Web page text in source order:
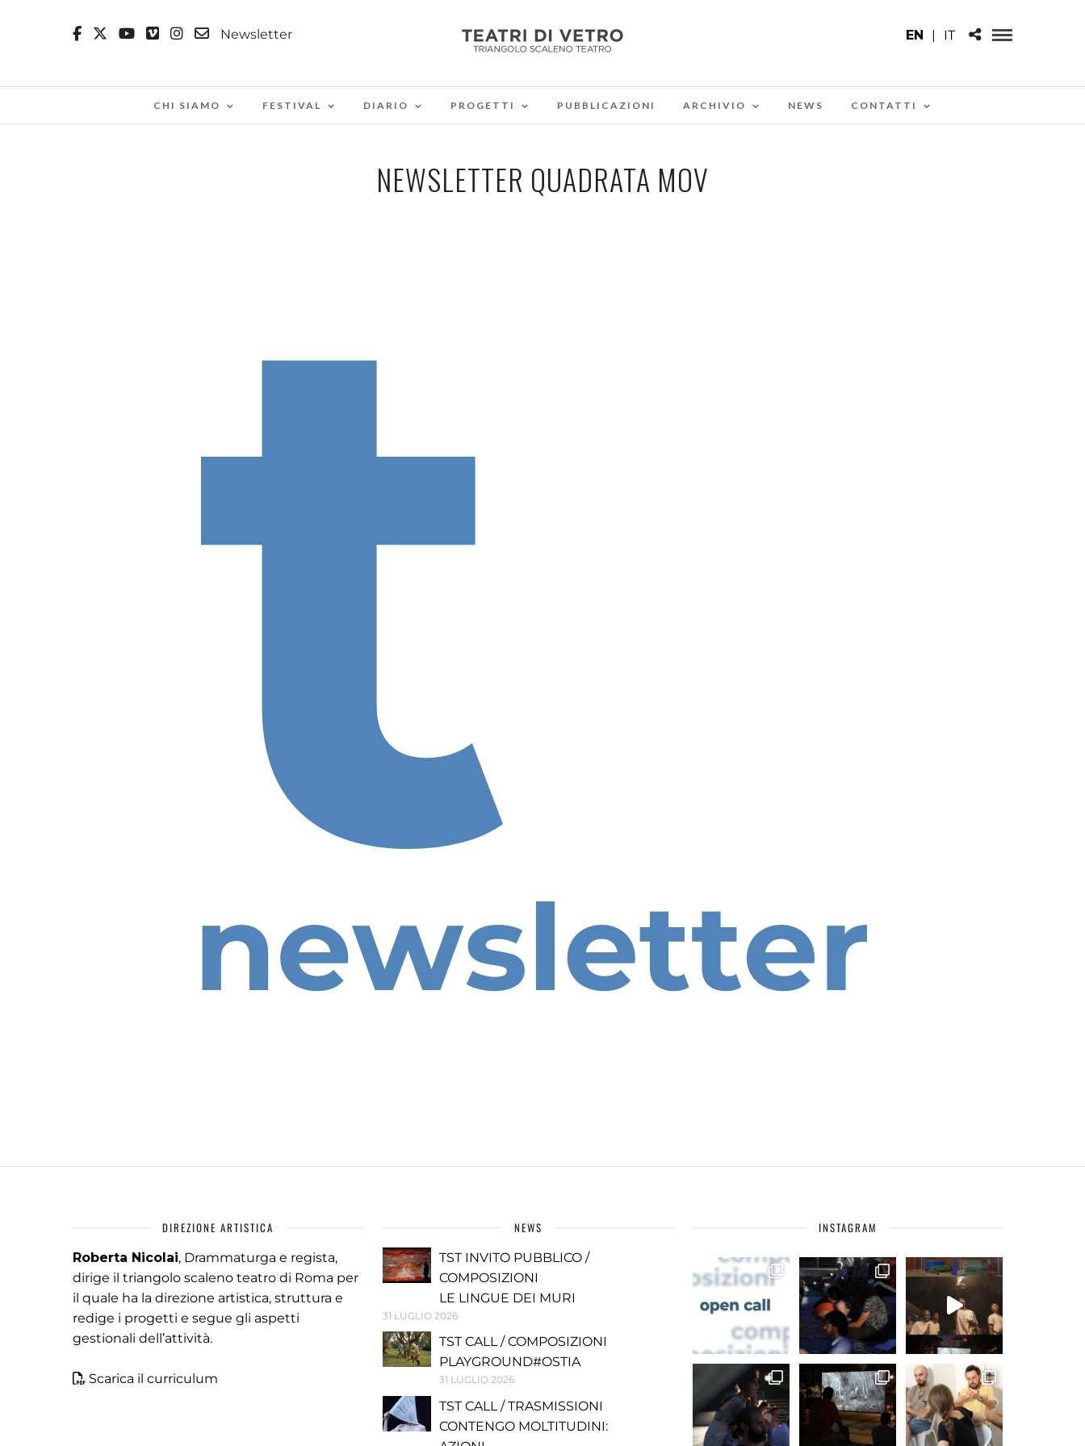
Newsletter EN | IT
CHI SIAMO FESTIVAL DIARIO PROGETTI PUBBLICAZIONI ARCHIVIO NEWS CONTATTI
NEWSLETTER QUADRATA MOV
DIREZIONE ARTISTICA
Roberta Nicolai, Drammaturga e regista,
dirige il triangolo scaleno teatro di Roma per
il quale ha la direzione artistica, struttura e
redige i progetti e segue gli aspetti
gestionali dell’attività.
Scarica il curriculum
NEWS
TST INVITO PUBBLICO /
COMPOSIZIONI
LE LINGUE DEI MURI
31 LUGLIO 2026
TST CALL / COMPOSIZIONI
PLAYGROUND#OSTIA
31 LUGLIO 2026
TST CALL / TRASMISSIONI
CONTENGO MOLTITUDINI:
INSTAGRAM